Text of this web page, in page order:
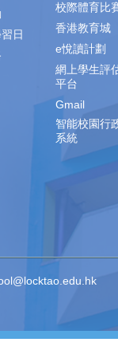
日
校際體育比
香港教育城
e悅讀計劃
網上學生評
平台
Gmail
智能校園行
系統